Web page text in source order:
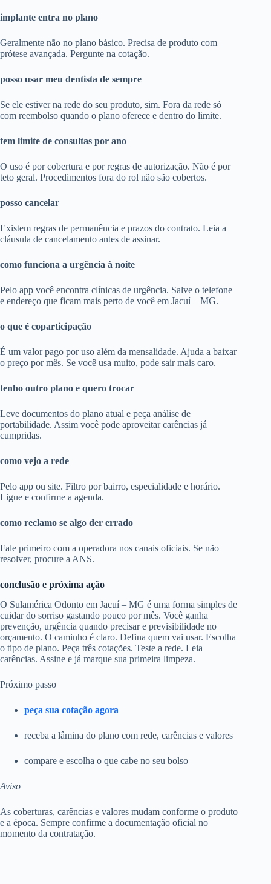
implante entra no plano
Geralmente não no plano básico. Precisa de produto com
prótese avançada. Pergunte na cotação.
posso usar meu dentista de sempre
Se ele estiver na rede do seu produto, sim. Fora da rede só
com reembolso quando o plano oferece e dentro do limite.
tem limite de consultas por ano
O uso é por cobertura e por regras de autorização. Não é por
teto geral. Procedimentos fora do rol não são cobertos.
posso cancelar
Existem regras de permanência e prazos do contrato. Leia a
cláusula de cancelamento antes de assinar.
como funciona a urgência à noite
Pelo app você encontra clínicas de urgência. Salve o telefone
e endereço que ficam mais perto de você em Jacuí – MG.
o que é coparticipação
É um valor pago por uso além da mensalidade. Ajuda a baixar
o preço por mês. Se você usa muito, pode sair mais caro.
tenho outro plano e quero trocar
Leve documentos do plano atual e peça análise de
portabilidade. Assim você pode aproveitar carências já
cumpridas.
como vejo a rede
Pelo app ou site. Filtro por bairro, especialidade e horário.
Ligue e confirme a agenda.
como reclamo se algo der errado
Fale primeiro com a operadora nos canais oficiais. Se não
resolver, procure a ANS.
conclusão e próxima ação
O Sulamérica Odonto em Jacuí – MG é uma forma simples de
cuidar do sorriso gastando pouco por mês. Você ganha
prevenção, urgência quando precisar e previsibilidade no
orçamento. O caminho é claro. Defina quem vai usar. Escolha
o tipo de plano. Peça três cotações. Teste a rede. Leia
carências. Assine e já marque sua primeira limpeza.
Próximo passo
peça sua cotação agora
receba a lâmina do plano com rede, carências e valores
compare e escolha o que cabe no seu bolso
Aviso
As coberturas, carências e valores mudam conforme o produto
e a época. Sempre confirme a documentação oficial no
momento da contratação.